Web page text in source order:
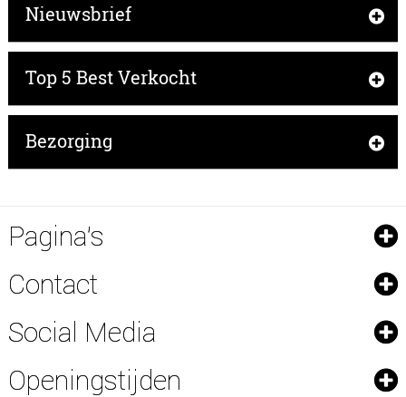
Nieuwsbrief
Top 5 Best Verkocht
Bezorging
Pagina's
Contact
Social Media
Openingstijden